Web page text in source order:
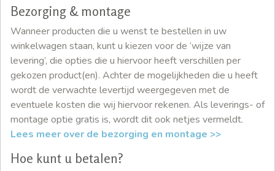
Bezorging & montage
Wanneer producten die u wenst te bestellen in uw
winkelwagen staan, kunt u kiezen voor de ‘wijze van
levering’, die opties die u hiervoor heeft verschillen per
gekozen product(en). Achter de mogelijkheden die u heeft
wordt de verwachte levertijd weergegeven met de
eventuele kosten die wij hiervoor rekenen. Als leverings- of
montage optie gratis is, wordt dit ook netjes vermeldt.
Lees meer over de bezorging en montage >>
Hoe kunt u betalen?